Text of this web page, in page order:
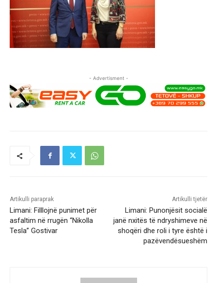
- Advertisment -
Artikulli paraprak
Limani: Filllojnë punimet për
asfaltim në rrugën “Nikolla
Tesla” Gostivar
Artikulli tjetër
Limani: Punonjësit socialë
janë nxitës të ndryshimeve në
shoqëri dhe roli i tyre është i
pazëvendësueshëm